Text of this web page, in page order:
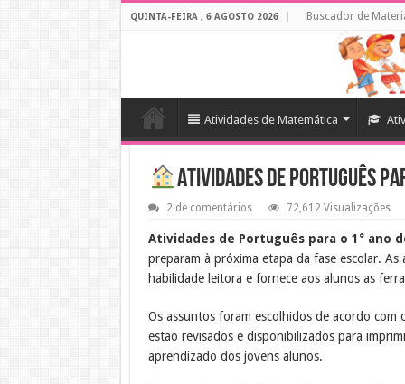
QUINTA-FEIRA , 6 AGOSTO 2026 Buscador de
Atividades de Matemática
Atividades de Português
2 de comentários 72,612 Visualizações
Atividades de Português para o 1° ano
preparam à próxima etapa da fase escolar.
habilidade leitora e fornece aos alunos as
Os assuntos foram escolhidos de acordo
estão revisados e disponibilizados para
aprendizado dos jovens alunos.